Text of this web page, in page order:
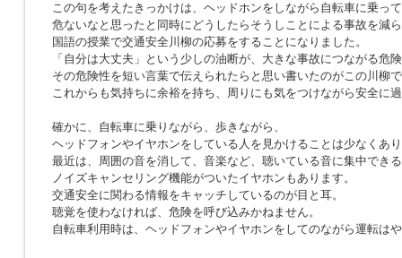
この句を考えたきっかけは、ヘッドホンをしながら自転車に乗っ
危ないなと思ったと同時にどうしたらそうしことによる事故を減
国語の授業で交通安全川柳の応募をすることになりました。
「自分は大丈夫」という少しの油断が、大きな事故につながる危
その危険性を短い言葉で伝えられたらと思い書いたのがこの川柳
これからも気持ちに余裕を持ち、周りにも気をつけながら安全に
確かに、自転車に乗りながら、歩きながら、
ヘッドフォンやイヤホンをしている人を見かけることは少なくあ
最近は、周囲の音を消して、音楽など、聴いている音に集中できる
ノイズキャンセリング機能がついたイヤホンもあります。
交通安全に関わる情報をキャッチしているのが目と耳。
聴覚を使わなければ、危険を呼び込みかねません。
自転車利用時は、ヘッドフォンやイヤホンをしてのながら運転は